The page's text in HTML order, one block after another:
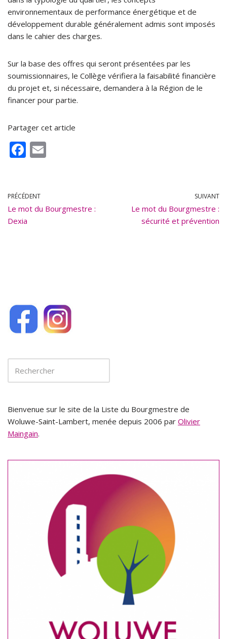
environnementaux de performance énergétique et de
développement durable généralement admis sont imposés
dans le cahier des charges.
Sur la base des offres qui seront présentées par les
soumissionnaires, le Collège vérifiera la faisabilité financière
du projet et, si nécessaire, demandera à la Région de le
financer pour partie.
Partager cet article
F
b
o
o
PRÉCÉDENT
Le mot du Bourgmestre :
Dexia
SUIVANT
Le mot du Bourgmestre :
sécurité et prévention
Bienvenue sur le site de la Liste du Bourgmestre de
Woluwe-Saint-Lambert, menée depuis 2006 par Olivier
Maingain.